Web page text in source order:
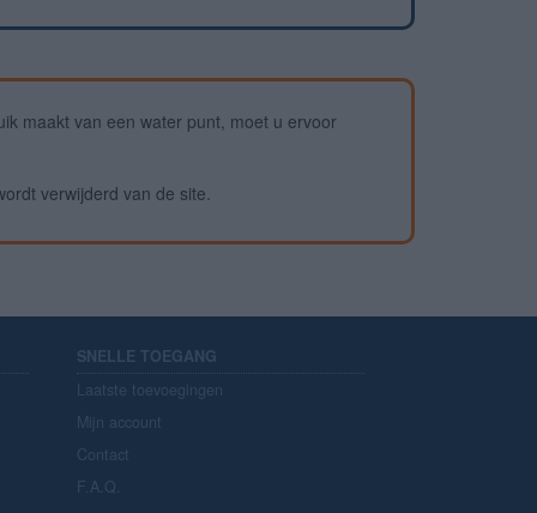
maakt van een water punt, moet u ervoor
verwijderd van de site.
SNELLE TOEGANG
Laatste toevoegingen
Mijn account
Contact
F.A.Q.